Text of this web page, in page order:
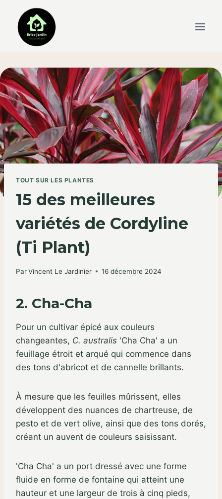
content
TOUT SUR LES PLANTES
15 des meilleures
variétés de Cordyline
(Ti Plant)
ParVincent Le Jardinier 16 décembre 2024
2. Cha-Cha
Pour un cultivar épicé aux couleurs
changeantes, C. australis 'Cha Cha' a un
feuillage étroit et arqué qui commence dans
des tons d'abricot et de cannelle brillants.
À mesure que les feuilles mûrissent, elles
développent des nuances de chartreuse, de
pesto et de vert olive, ainsi que des tons dorés,
créant un auvent de couleurs saisissant.
'Cha Cha' a un port dressé avec une forme
fluide en forme de fontaine qui atteint une
hauteur et une largeur de trois à cinq pieds,